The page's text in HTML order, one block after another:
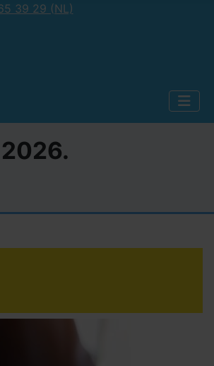
39 29 (NL)